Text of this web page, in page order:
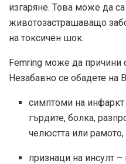
изгаряне. Това може да
животозастрашаващо
на токсичен шок.
Femring може да причини
Незабавно се обадете на
симптоми на
гърдите, болка,
челюстта или рамото,
признаци на инсулт